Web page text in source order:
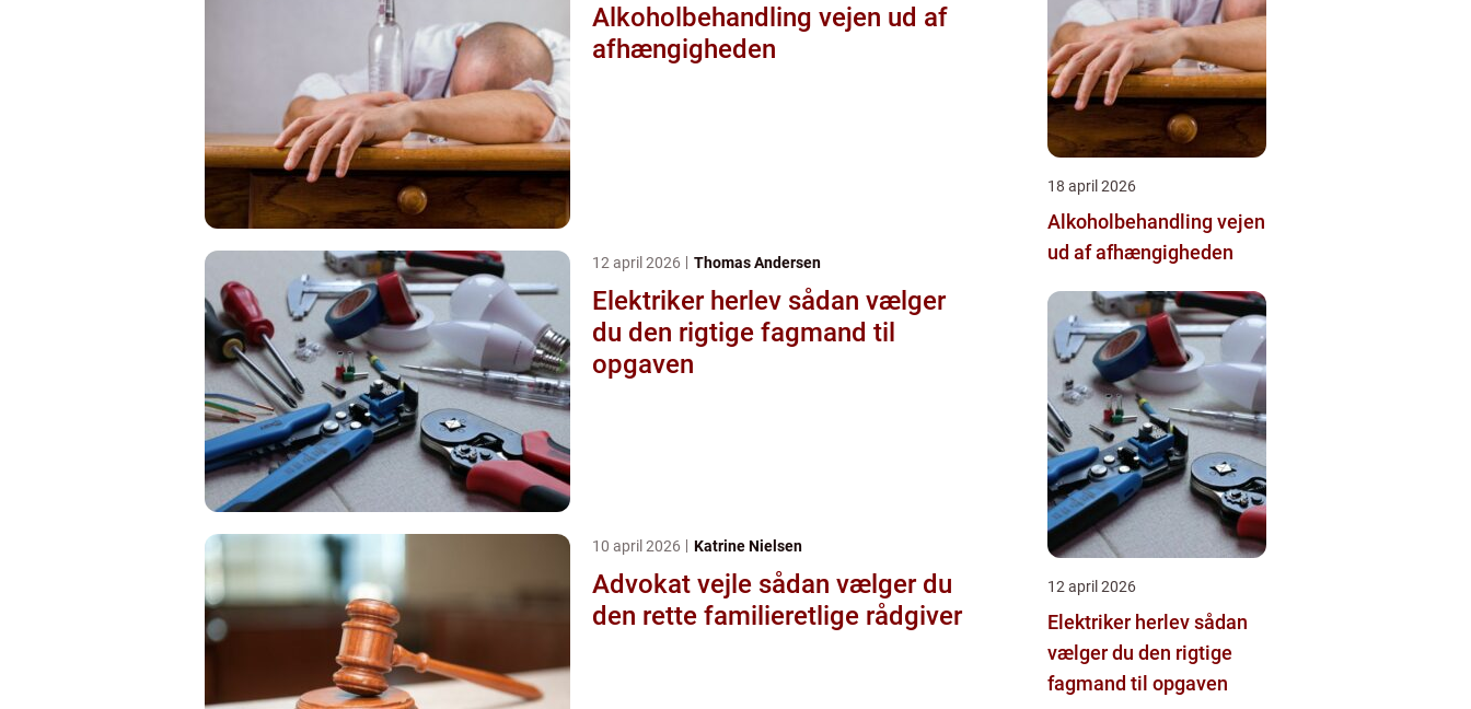
Alkoholbehandling vejen ud af
afhængigheden
12 april 2026 Thomas Andersen
Elektriker herlev sådan vælger
du den rigtige fagmand til
opgaven
10 april 2026 Katrine Nielsen
Advokat vejle sådan vælger du
den rette familieretlige rådgiver
18 april 2026
Alkoholbehandling vejen
ud af afhængigheden
12 april 2026
Elektriker herlev sådan
vælger du den rigtige
fagmand til opgaven